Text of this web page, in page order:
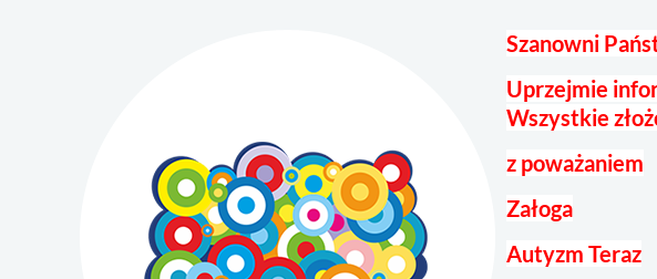
Szanowni
Uprzejmie
Wszystkie
z poważaniem
Załoga
Autyzm Teraz